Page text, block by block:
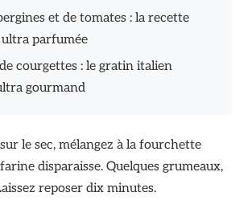
et de tomates : la recette
parfumée
courgettes : le gratin italien
gourmand
le sec, mélangez à la fourchette
disparaisse. Quelques grumeaux,
reposer dix minutes.